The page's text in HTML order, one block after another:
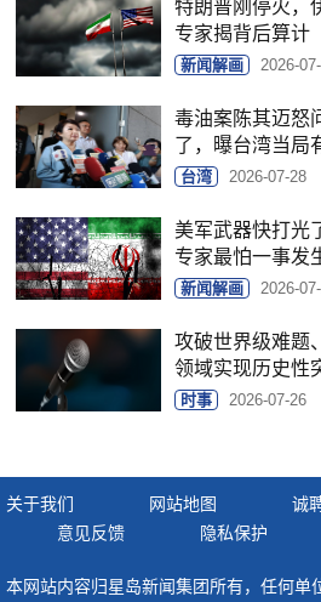
特朗普刚停火，
专家揭背后算计
新闻解画 2026-
毒油案陈其迈怒
了，曝台湾当局
台湾 2026-07-28
美军武器快打光
专家最怕一事发
新闻解画 2026-
攻破世界级难题
领域实现历史性
时事 2026-07-26
关于我们 网站地图 诚
意见反馈
隐私保护
本网站内容归星岛新闻集团所有，任何单